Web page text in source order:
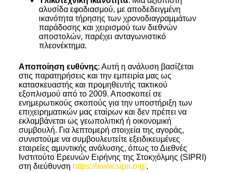
αλυσίδα εφοδιασμού, με αποδεδειγμένη
ικανότητα τήρησης των χρονοδιαγραμμάτων
παράδοσης και χειρισμού των διεθνών
αποστολών, παρέχει ανταγωνιστικό
πλεονέκτημα.
Αποποίηση ευθύνης: Αυτή η ανάλυση βασίζεται
στις παρατηρήσεις και την εμπειρία μας ως
κατασκευαστής και προμηθευτής τακτικού
εξοπλισμού από το 2009. Αποσκοπεί σε
ενημερωτικούς σκοπούς για την υποστήριξη των
επιχειρηματικών μας εταίρων και δεν πρέπει να
εκλαμβάνεται ως γεωπολιτική ή οικονομική
συμβουλή. Για λεπτομερή στοιχεία της αγοράς,
συνιστούμε να συμβουλευτείτε εξειδικευμένες
εταιρείες αμυντικής ανάλυσης, όπως το Διεθνές
Ινστιτούτο Ερευνών Ειρήνης της Στοκχόλμης (SIPRI)
στη διεύθυνση https://www.sipri.org/.